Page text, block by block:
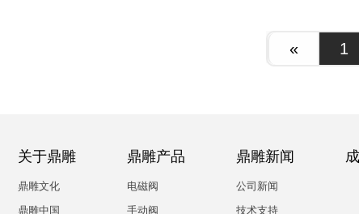
« 1
关于鼎雕
鼎雕文化
鼎雕中国
鼎雕产品
电磁阀
手动阀
鼎雕新闻
公司新闻
技术支持